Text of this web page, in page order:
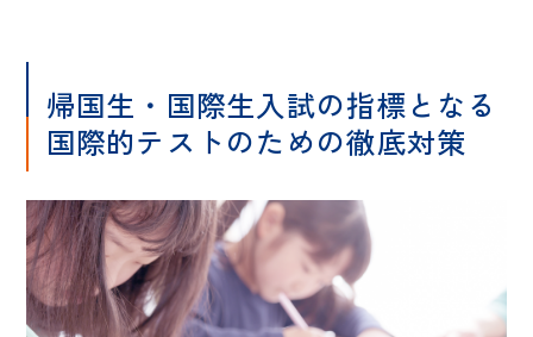
帰国生・国際生入試の指標となる
国際的テストのための徹底対策